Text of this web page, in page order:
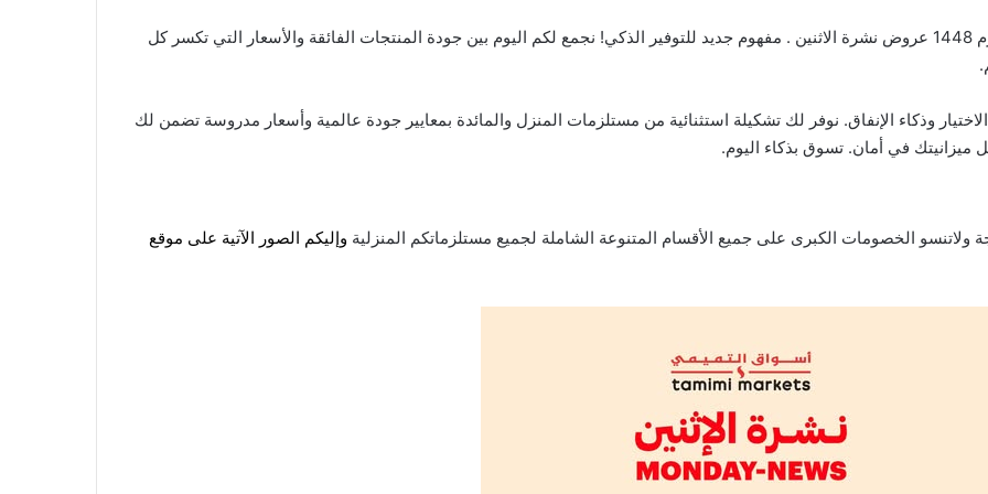
جودة المنتجات الفائقة والأسعار التي تكسر كل
وذكاء الإنفاق. نوفر لك تشكيلة استثنائية من مستلزمات المنزل والمائدة بمعايير جودة عالمية وأسعار مدروسة تضمن لك
في أمان. تسوق بذكاء اليوم.
الخصومات الكبرى على جميع الأقسام المتنوعة الشاملة لجميع مستلزماتكم المنزلية وإليكم الصور الآتية على موقع